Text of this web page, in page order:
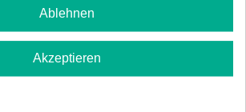
Ablehnen
Akzeptieren